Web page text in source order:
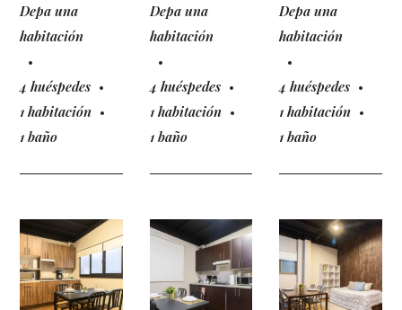
Depa una
habitación
4 huéspedes
1 habitación
1 baño
Depa una
habitación
4 huéspedes
1 habitación
1 baño
Depa una
habitación
4 huéspedes
1 habitación
1 baño